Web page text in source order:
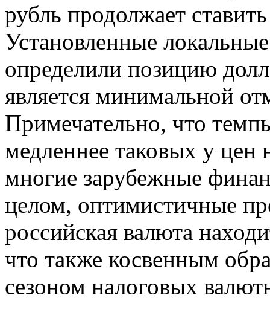
рубль продолжает
Установленные
определили позицию
является минимальной
Примечательно, что
медленнее таковых у цен
многие зарубежные
целом, оптимистичные
российская валюта
что также косвенным
сезоном налоговых